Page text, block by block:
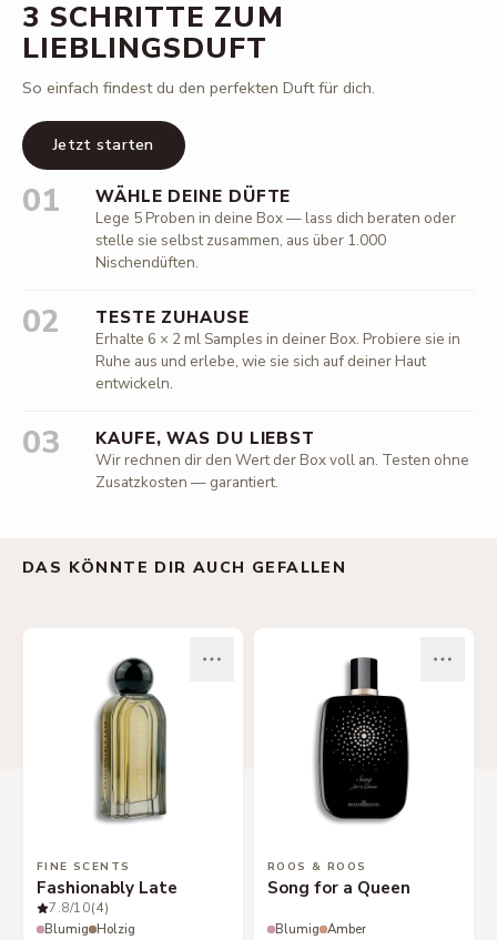
3 SCHRITTE ZUM
LIEBLINGSDUFT
So einfach findest du den perfekten Duft für dich.
Jetzt starten
01 WÄHLE DEINE DÜFTE
Lege 5 Proben in deine Box — lass dich beraten oder
stelle sie selbst zusammen, aus über 1.000
Nischendüften.
02 TESTE ZUHAUSE
Erhalte 6 × 2 ml Samples in deiner Box. Probiere sie in
Ruhe aus und erlebe, wie sie sich auf deiner Haut
entwickeln.
03 KAUFE, WAS DU LIEBST
Wir rechnen dir den Wert der Box voll an. Testen ohne
Zusatzkosten — garantiert.
DAS KÖNNTE DIR AUCH GEFALLEN
FINE SCENTS
Fashionably Late
7.8/10(4)
Blumig Holzig
ROOS & ROOS
Song for a Queen
Blumig Amber